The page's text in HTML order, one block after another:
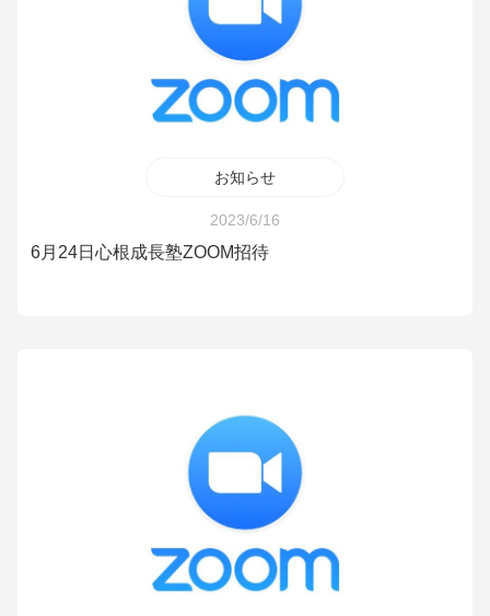
お知らせ
2023/6/16
6月24日心根成長塾ZOOM招待